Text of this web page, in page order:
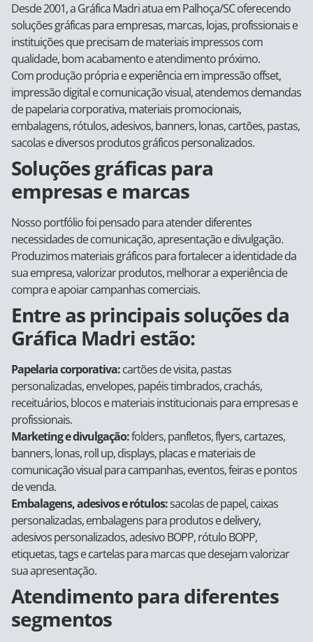
Desde 2001, a Gráfica Madri atua em Palhoça/SC oferecendo
soluções gráficas para empresas, marcas, lojas, profissionais e
instituições que precisam de materiais impressos com
qualidade, bom acabamento e atendimento próximo.
Com produção própria e experiência em impressão offset,
impressão digital e comunicação visual, atendemos demandas
de papelaria corporativa, materiais promocionais,
embalagens, rótulos, adesivos, banners, lonas, cartões, pastas,
sacolas e diversos produtos gráficos personalizados.
Soluções gráficas para
empresas e marcas
Nosso portfólio foi pensado para atender diferentes
necessidades de comunicação, apresentação e divulgação.
Produzimos materiais gráficos para fortalecer a identidade da
sua empresa, valorizar produtos, melhorar a experiência de
compra e apoiar campanhas comerciais.
Entre as principais soluções da
Gráfica Madri estão:
Papelaria corporativa:cartões de visita, pastas
personalizadas, envelopes, papéis timbrados, crachás,
receituários, blocos e materiais institucionais para empresas e
profissionais.
Marketing e divulgação:folders, panfletos, flyers, cartazes,
banners, lonas, roll up, displays, placas e materiais de
comunicação visual para campanhas, eventos, feiras e pontos
de venda.
Embalagens, adesivos e rótulos:sacolas de papel, caixas
personalizadas, embalagens para produtos e delivery,
adesivos personalizados, adesivo BOPP, rótulo BOPP,
etiquetas, tags e cartelas para marcas que desejam valorizar
sua apresentação.
Atendimento para diferentes
segmentos